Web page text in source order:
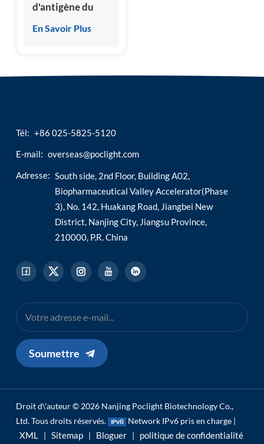
d'antigène du
(CPV)
En Savoir Plus
Tél: +86 025-5825-5120
E-mail: overseas@poclight.com
Adresse: South side, 2nd Floor, Building A02,
Biopharmaceutical Valley Accelerator(Phase
3), No. 142, Huakang Road, Jiangbei New
District, Nanjing City, Jiangsu Province,
210000, P.R. China
Soumettre
Droit d\'auteur © 2026 Nanjing Poclight Biotechnology Co.,
Ltd. Tous droits réservés.
Network IPv6 pris en charge |
XML | Sitemap | Bloguer | politique de confidentialité